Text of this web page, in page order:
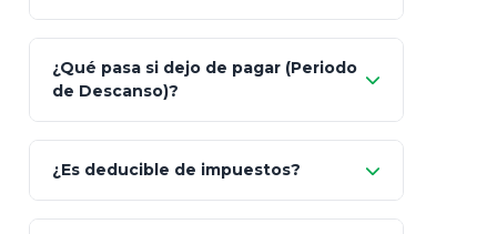
GNP (Proyecta)
¿Qué pasa si dejo de pagar (Periodo
de Descanso)?
¿Es deducible de impuestos?